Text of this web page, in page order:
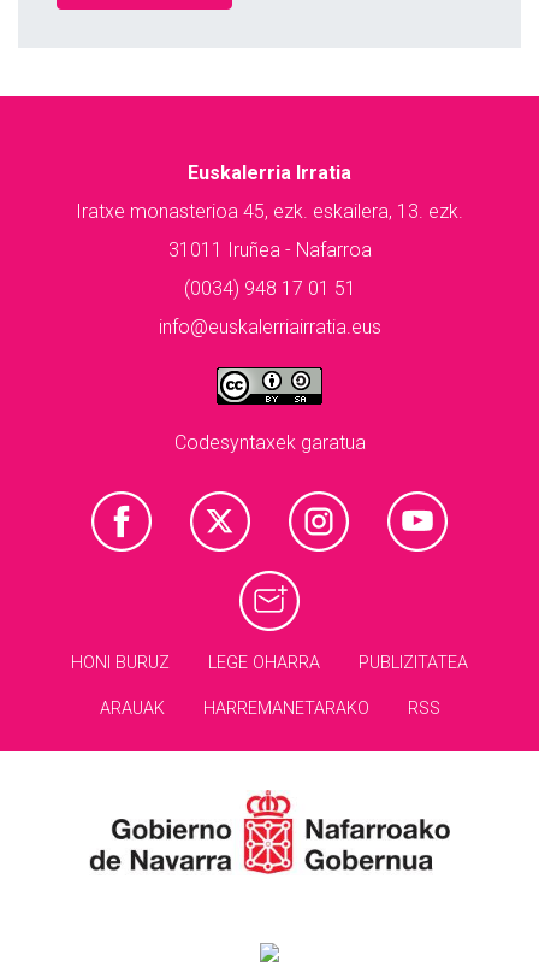
Euskalerria Irratia
Iratxe monasterioa 45, ezk. eskailera, 13. ezk.
31011 Iruñea - Nafarroa
(0034) 948 17 01 51
info@euskalerriairratia.eus
Codesyntaxek garatua
HONI BURUZ LEGE OHARRA PUBLIZITATEA
ARAUAK HARREMANETARAKO RSS